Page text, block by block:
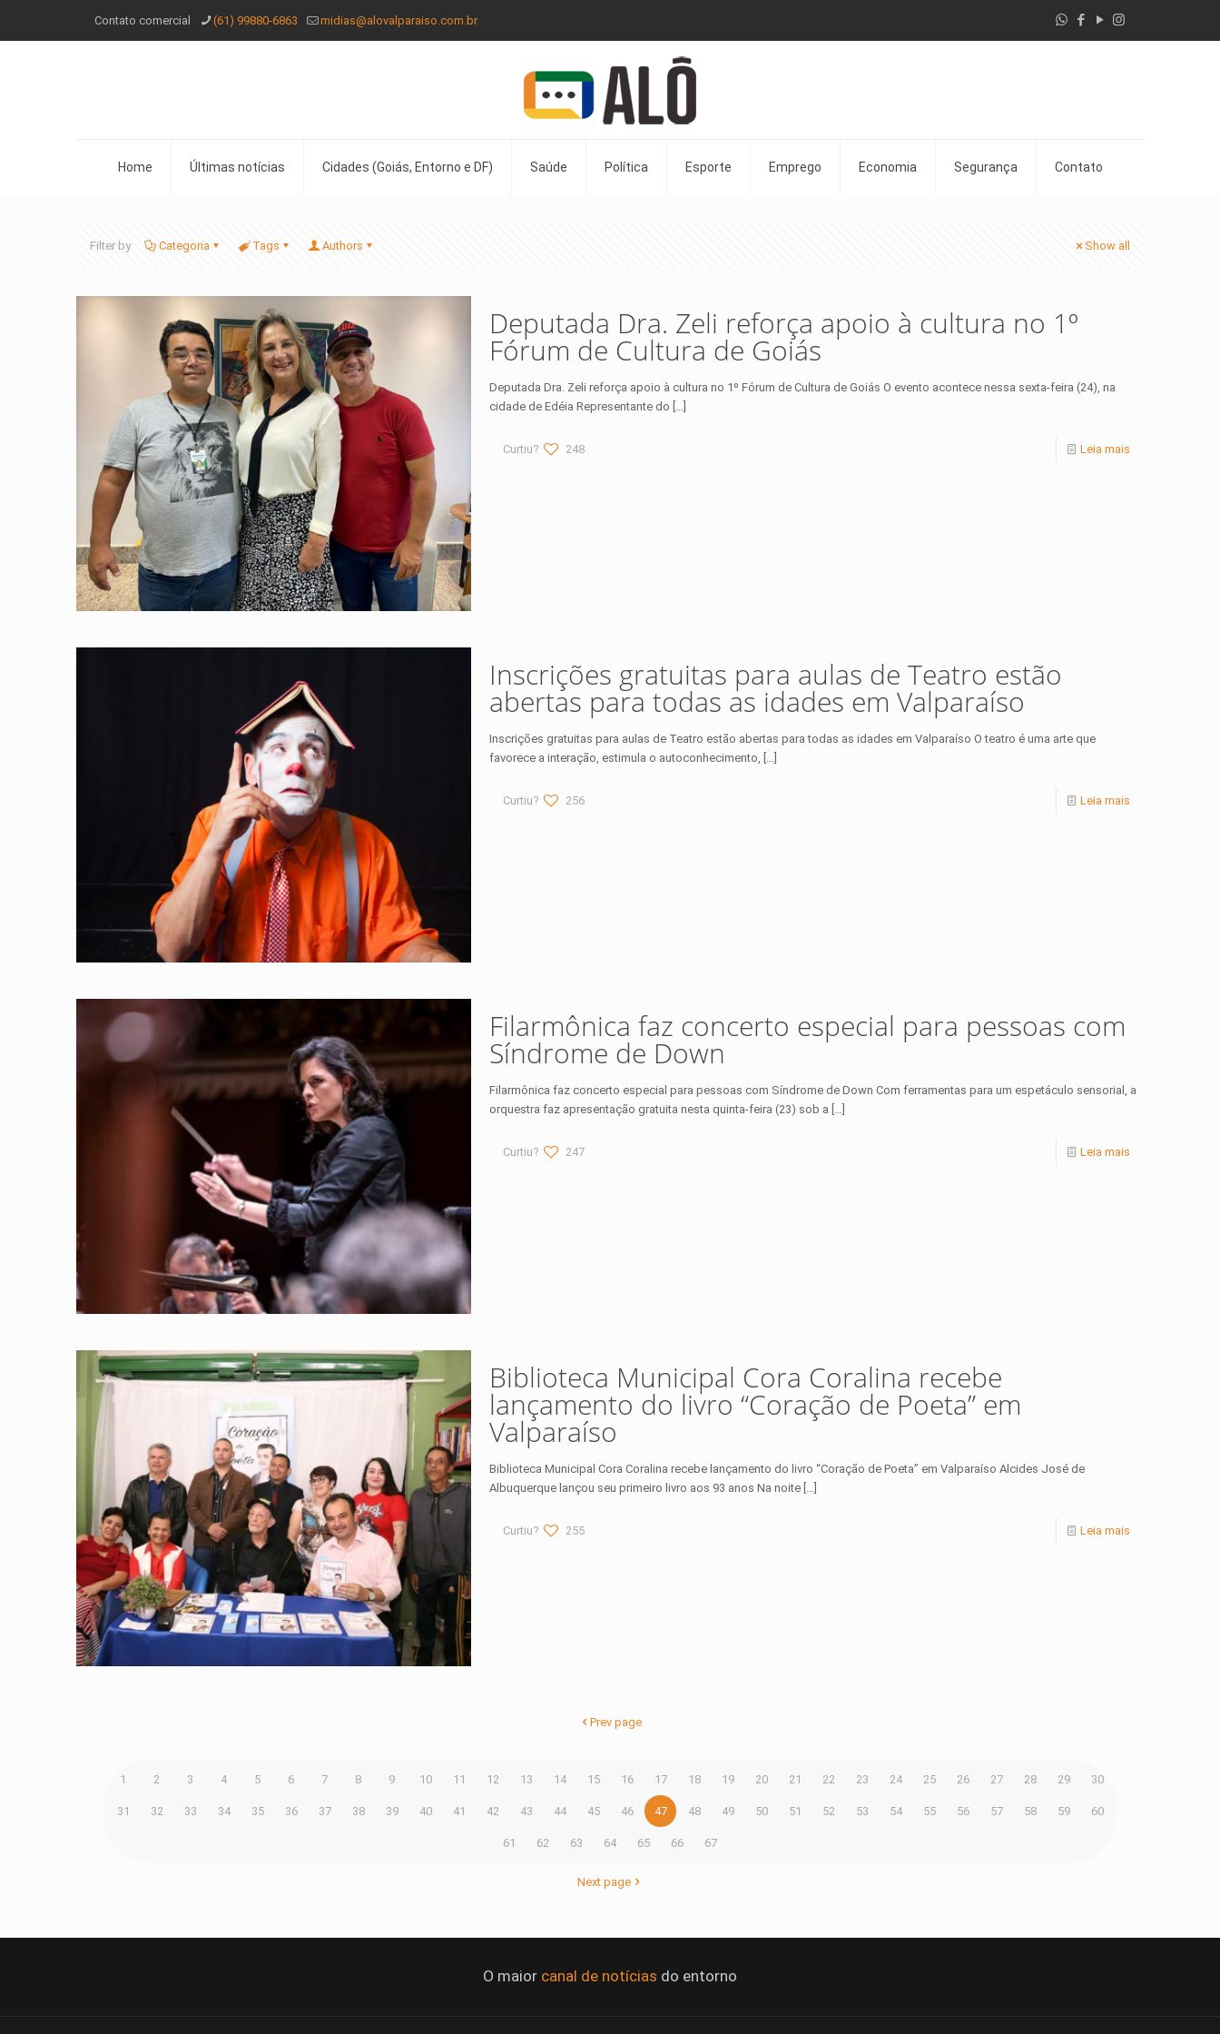
Contato comercial (61) 99880-6863 midias@alovalparaiso.com.br
Home Últimas notícias Cidades (Goiás, Entorno e DF) Saúde Política Esporte Emprego Economia Segurança Contato
Filter by Categoria Tags Authors Show all
Deputada Dra. Zeli reforça apoio à cultura no 1º
Fórum de Cultura de Goiás
Deputada Dra. Zeli reforça apoio à cultura no 1º Fórum de Cultura de Goiás O evento acontece nessa sexta-feira (24), na
cidade de Edéia Representante do […]
Curtiu? 248 Leia mais
Inscrições gratuitas para aulas de Teatro estão
abertas para todas as idades em Valparaíso
Inscrições gratuitas para aulas de Teatro estão abertas para todas as idades em Valparaíso O teatro é uma arte que
favorece a interação, estimula o autoconhecimento, […]
Curtiu? 256 Leia mais
Filarmônica faz concerto especial para pessoas com
Síndrome de Down
Filarmônica faz concerto especial para pessoas com Síndrome de Down Com ferramentas para um espetáculo sensorial, a
orquestra faz apresentação gratuita nesta quinta-feira (23) sob a […]
Curtiu? 247 Leia mais
Biblioteca Municipal Cora Coralina recebe
lançamento do livro “Coração de Poeta” em
Valparaíso
Biblioteca Municipal Cora Coralina recebe lançamento do livro “Coração de Poeta” em Valparaíso Alcides José de
Albuquerque lançou seu primeiro livro aos 93 anos Na noite […]
Curtiu? 255 Leia mais
Prev page
1 2 3 4 5 6 7 8 9 10 11 12 13 14 15 16 17 18 19 20 21 22 23 24 25 26 27 28 29 30
31 32 33 34 35 36 37 38 39 40 41 42 43 44 45 46 47 48 49 50 51 52 53 54 55 56 57 58 59 60
61 62 63 64 65 66 67
Next page
O maior canal de notícias do entorno